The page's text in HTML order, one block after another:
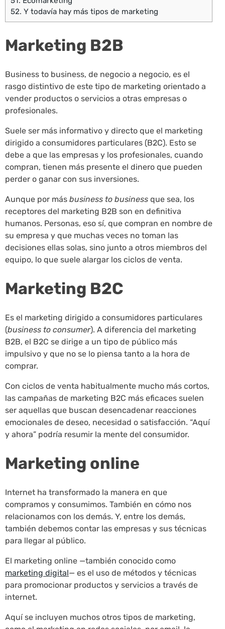
52. Y todavía hay más tipos de marketing
Marketing B2B
Business to business, de negocio a negocio, es el
rasgo distintivo de este tipo de marketing orientado a
vender productos o servicios a otras empresas o
profesionales.
Suele ser más informativo y directo que el marketing
dirigido a consumidores particulares (B2C). Esto se
debe a que las empresas y los profesionales, cuando
compran, tienen más presente el dinero que pueden
perder o ganar con sus inversiones.
Aunque por más business to business que sea, los
receptores del marketing B2B son en definitiva
humanos. Personas, eso sí, que compran en nombre de
su empresa y que muchas veces no toman las
decisiones ellas solas, sino junto a otros miembros del
equipo, lo que suele alargar los ciclos de venta.
Marketing B2C
Es el marketing dirigido a consumidores particulares
(business to consumer). A diferencia del marketing
B2B, el B2C se dirige a un tipo de público más
impulsivo y que no se lo piensa tanto a la hora de
comprar.
Con ciclos de venta habitualmente mucho más cortos,
las campañas de marketing B2C más eficaces suelen
ser aquellas que buscan desencadenar reacciones
emocionales de deseo, necesidad o satisfacción. “Aquí
y ahora” podría resumir la mente del consumidor.
Marketing online
Internet ha transformado la manera en que
compramos y consumimos. También en cómo nos
relacionamos con los demás. Y, entre los demás,
también debemos contar las empresas y sus técnicas
para llegar al público.
El marketing online —también conocido como
marketing digital— es el uso de métodos y técnicas
para promocionar productos y servicios a través de
internet.
Aquí se incluyen muchos otros tipos de marketing,